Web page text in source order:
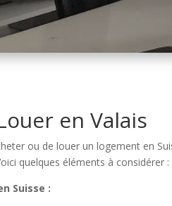
en Valais
ou de louer un logement en
quelques éléments à considérer :
Suisse :